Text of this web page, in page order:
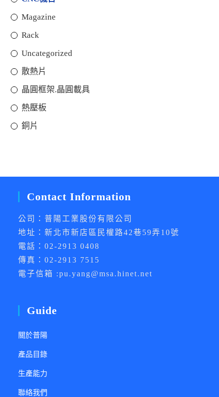
Magazine
Rack
Uncategorized
散熱片
晶圓框架.晶圓載具
熱壓板
銅片
Contact Information
公司：普陽工業股份有限公司
地址：新北市新店區民權路42巷59弄10號
電話：02-2913 0408
傳真：02-2913 7515
電子信箱 :pu.yang@msa.hinet.net
Guide
關於普陽
產品目錄
生產能力
聯絡我們